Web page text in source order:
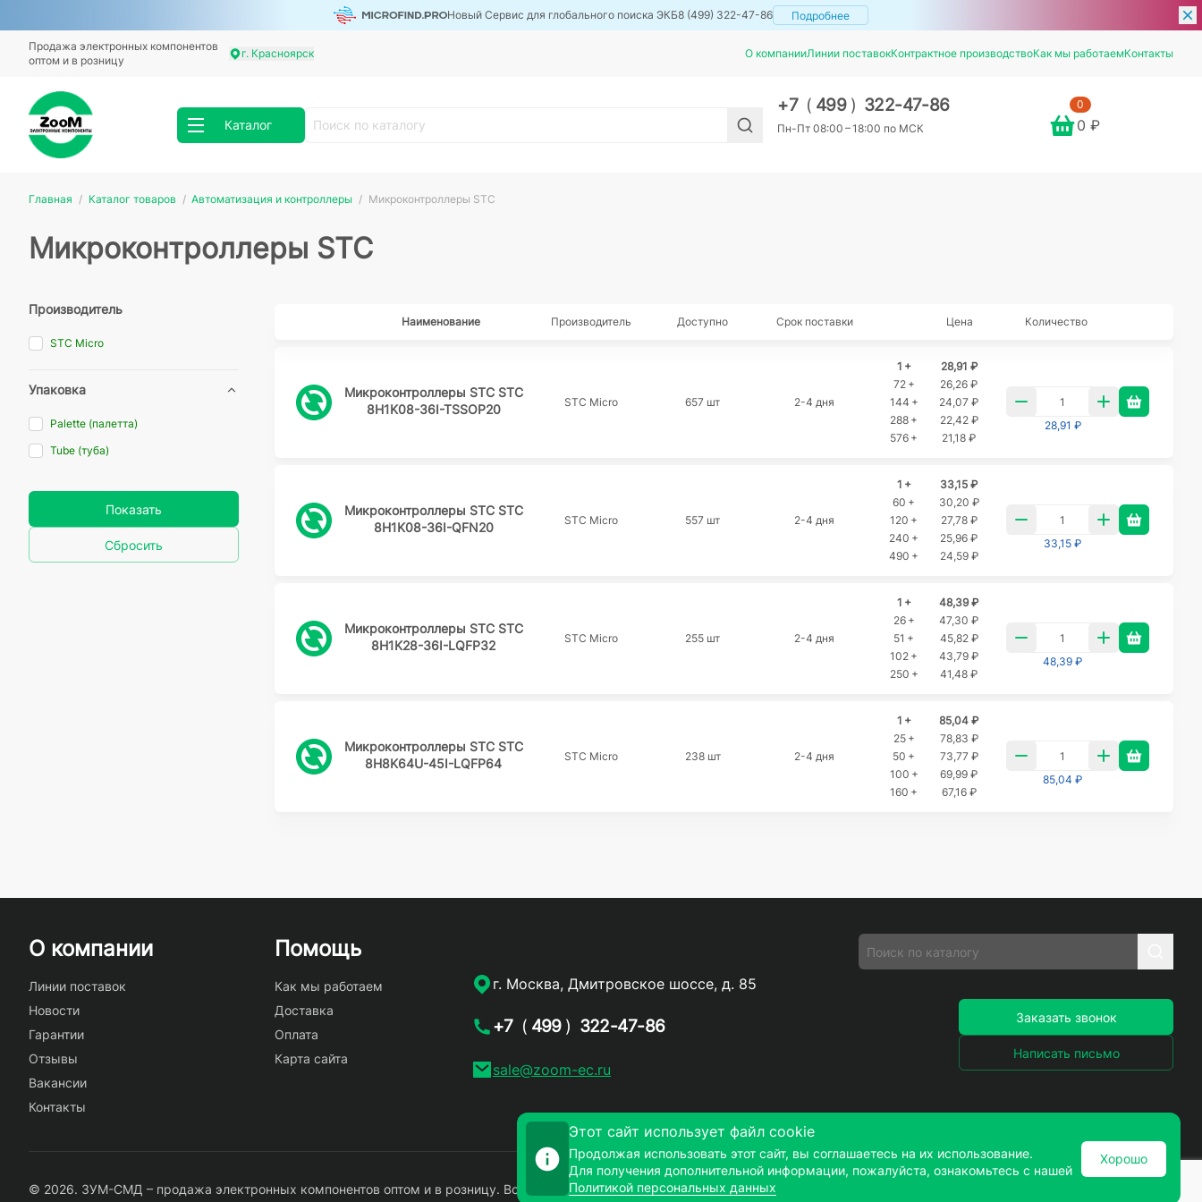
Новый Сервис для глобального поиска ЭКБ8 (499) 322-47-86 Подробнее
Продажа электронных компонентов
оптом и в розницу
г. Красноярск О компанииЛинии поставокКонтрактное производствоКак мы работаемКонтакты
Каталог
+7 ( 499 ) 322-47-86
Пн-Пт 08:00 – 18:00 по МСК
0
0 ₽
Главная Каталог товаров Автоматизация и контроллеры Микроконтроллеры STC
Микроконтроллеры STC
Производитель
STC Micro
Упаковка
Palette (палетта)
Tube (туба)
Показать
Сбросить
Наименование Производитель Доступно Срок поставки Цена Количество
Микроконтроллеры STC STC
8H1K08-36I-TSSOP20
STC Micro 657 шт 2-4 дня
1 +
28,91 ₽
72 +
26,26 ₽
144 +
24,07 ₽
288 +
22,42 ₽
576 +
21,18 ₽
28,91 ₽
Микроконтроллеры STC STC
8H1K08-36I-QFN20
STC Micro 557 шт 2-4 дня
1 +
33,15 ₽
60 +
30,20 ₽
120 +
27,78 ₽
240 +
25,96 ₽
490 +
24,59 ₽
33,15 ₽
Микроконтроллеры STC STC
8H1K28-36I-LQFP32
STC Micro 255 шт 2-4 дня
1 +
48,39 ₽
26 +
47,30 ₽
51 +
45,82 ₽
102 +
43,79 ₽
250 +
41,48 ₽
48,39 ₽
Микроконтроллеры STC STC
8H8K64U-45I-LQFP64
STC Micro 238 шт 2-4 дня
1 +
85,04 ₽
25 +
78,83 ₽
50 +
73,77 ₽
100 +
69,99 ₽
160 +
67,16 ₽
85,04 ₽
О компании
Линии поставок
Новости
Гарантии
Отзывы
Вакансии
Контакты
Помощь
Как мы работаем
Доставка
Оплата
Карта сайта
г. Москва, Дмитровское шоссе, д. 85
+7 ( 499 ) 322-47-86
sale@zoom-ec.ru
Заказать звонок
Написать письмо
© 2026. ЗУМ-СМД – продажа электронных компонентов оптом и в розницу. Все права защищены.Политика конфиденциальности
Этот сайт использует файл cookie
Продолжая использовать этот сайт, вы соглашаетесь на их использование.
Для получения дополнительной информации, пожалуйста, ознакомьтесь с нашей
Политикой персональных данных
Хорошо